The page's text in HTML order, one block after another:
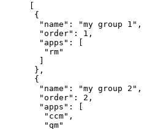
[
{
  "name": "my group 1",
  "order": 1,
  "apps": [
   "rm"
  ]
},
{
  "name": "my group 2",
  "order": 2,
  "apps": [
   "ccm",
   "qm"